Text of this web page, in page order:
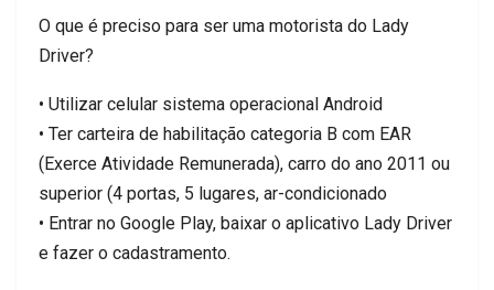
O que é preciso para ser uma motorista do Lady
Driver?
• Utilizar celular sistema operacional Android
• Ter carteira de habilitação categoria B com EAR
(Exerce Atividade Remunerada), carro do ano 2011 ou
superior (4 portas, 5 lugares, ar-condicionado
• Entrar no Google Play, baixar o aplicativo Lady Driver
e fazer o cadastramento.